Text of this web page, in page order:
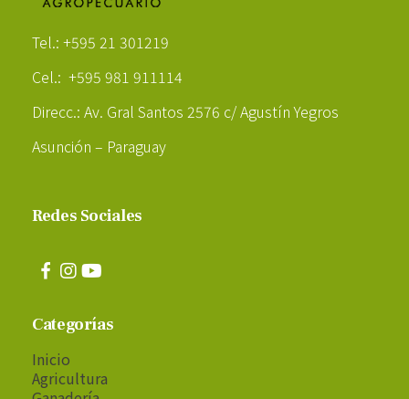
Tel.: +595 21 301219
Cel.: +595 981 911114
Direcc.: Av. Gral Santos 2576 c/ Agustín Yegros
Asunción – Paraguay
Redes Sociales
Categorías
Inicio
Agricultura